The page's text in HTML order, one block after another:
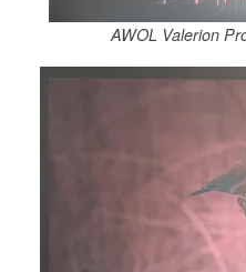
AWOL Valerion